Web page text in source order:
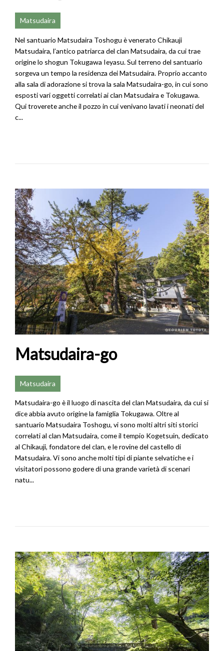
Matsudaira
Nel santuario Matsudaira Toshogu è venerato Chikauji
Matsudaira, l’antico patriarca del clan Matsudaira, da cui trae
origine lo shogun Tokugawa Ieyasu. Sul terreno del santuario
sorgeva un tempo la residenza dei Matsudaira. Proprio accanto
alla sala di adorazione si trova la sala Matsudaira-go, in cui sono
esposti vari oggetti correlati ai clan Matsudaira e Tokugawa.
Qui troverete anche il pozzo in cui venivano lavati i neonati del
c...
Matsudaira-go
Matsudaira
Matsudaira-go è il luogo di nascita del clan Matsudaira, da cui si
dice abbia avuto origine la famiglia Tokugawa. Oltre al
santuario Matsudaira Toshogu, vi sono molti altri siti storici
correlati al clan Matsudaira, come il tempio Kogetsuin, dedicato
al Chikauji, fondatore del clan, e le rovine del castello di
Matsudaira. Vi sono anche molti tipi di piante selvatiche e i
visitatori possono godere di una grande varietà di scenari
natu...